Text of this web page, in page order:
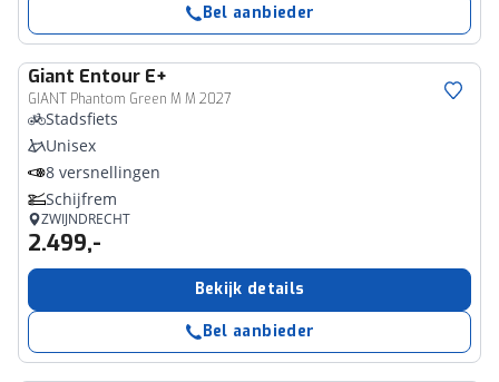
Bel aanbieder
Giant Entour E+
GIANT Phantom Green M M 2027
Stadsfiets
Unisex
8 versnellingen
Schijfrem
ZWIJNDRECHT
2.499,-
Bekijk details
Bel aanbieder